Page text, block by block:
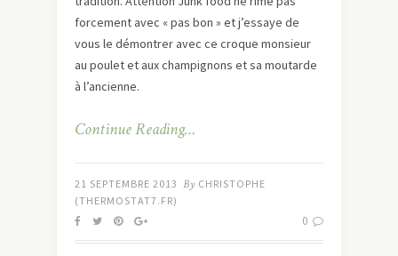
forcement avec « pas bon » et j’essaye de
vous le démontrer avec ce croque monsieur
au poulet et aux champignons et sa moutarde
à l’ancienne.
Continue Reading…
21 SEPTEMBRE 2013 By CHRISTOPHE
(THERMOSTAT7.FR)
0